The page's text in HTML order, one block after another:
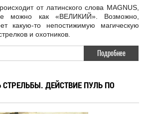
от латинского слова MAGNUS,
можно как «ВЕЛИКИЙ». Возможно,
какую-то непостижимую магическую
и охотников.
Подробнее
ДЕЙСТВИЕ ПУЛЬ ПО